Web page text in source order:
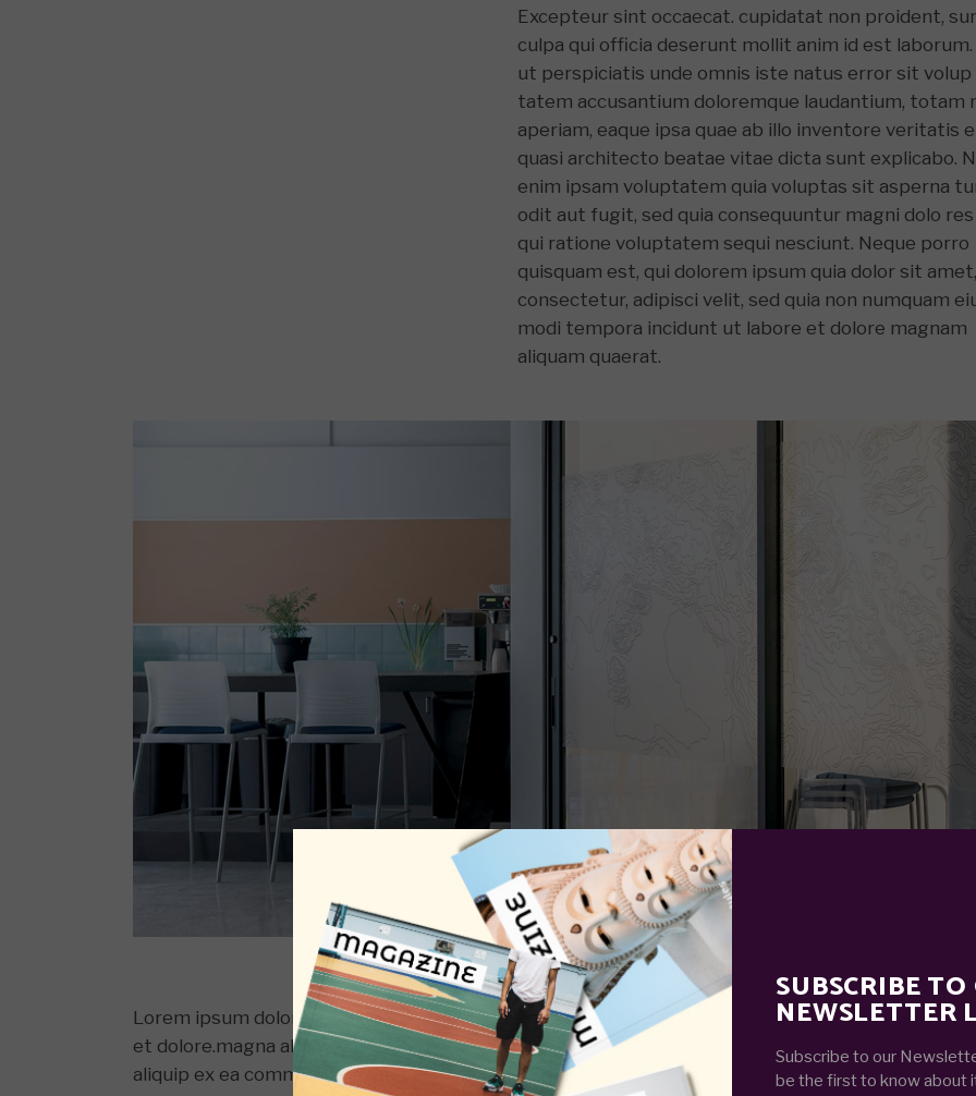
SUBSCRIBE
NEWSLETTER
Subscribe to our
be the first to know about
Excepteur sint occaecat. cupidatat non proident,
culpa qui officia deserunt mollit anim id est laborum.
ut perspiciatis unde omnis iste natus error sit volup
tatem accusantium doloremque laudantium, totam
aperiam, eaque ipsa quae ab illo inventore veritatis
quasi architecto beatae vitae dicta sunt explicabo.
enim ipsam voluptatem quia voluptas sit asperna
odit aut fugit, sed quia consequuntur magni dolo res
qui ratione voluptatem sequi nesciunt. Neque porro
quisquam est, qui dolorem ipsum quia dolor sit amet,
consectetur, adipisci velit, sed quia non numquam
modi tempora incidunt ut labore et dolore magnam
aliquam quaerat.
Lorem ipsum dolor sit amet, consectetur adipisicing elit, sed do eiusmod temporin cididunt ut
et dolore.magna aliqa. Ut enim ad minim. veniam. quis nostrud exercitation ullamco laboris nisi ut
aliquip ex ea commodo consequat. Duis aute irure dolor in reprehenderit in vlupt ate velit esse